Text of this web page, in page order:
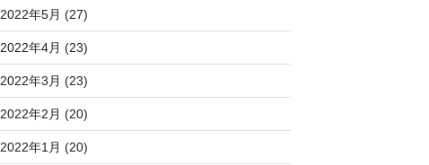
2022年5月 (27)
2022年4月 (23)
2022年3月 (23)
2022年2月 (20)
2022年1月 (20)